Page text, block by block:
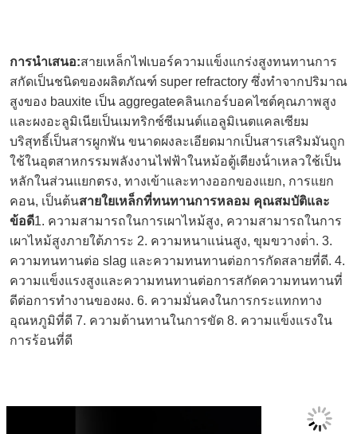
การนําเสนอ:สายเหล็กไฟเบอร์ความแข็งแกร่งสูงทนทานการ
สกัดเป็นชนิดของผลิตภัณฑ์ super refractory ซึ่งทําจากปริมาณ
สูงของ bauxite เป็น aggregateคลินเกอร์บอคไซต์คุณภาพสูง
และผงอะลูมิเนียเป็นเมทริกซ์ซีเมนต์แอลูมิเนตแคลเซียม
บริสุทธิ์เป็นสารผูกพัน ขนาดผงละเอียดมากเป็นสารเสริมมันถูก
ใช้ในอุตสาหกรรมพลังงานไฟฟ้าในหม้อตู้เตียงน้ําเหลวใช้เป็น
หลักในส่วนแยกตรง, ทางเข้าและทางออกของแยก, การแยก
คอน, เป็นต้นสายใยเหล็กที่ทนทานการหลอม คุณสมบัติและ
ข้อดี1. ความสามารถในการเผาไหม้สูง, ความสามารถในการ
เผาไหม้สูงภายใต้ภาระ 2. ความหนาแน่นสูง, ขุมขวางต่ํา. 3.
ความทนทานต่อ slag และความทนทานต่อการกัดสลายที่ดี. 4.
ความแข็งแรงสูงและความทนทานต่อการสกัดความทนทานที่
ดีต่อการทํางานของผง. 6. ความมั่นคงในการกระแทกทาง
อุณหภูมิที่ดี 7. ความต้านทานในการขัด 8. ความแข็งแรงใน
การร้อนที่ดี